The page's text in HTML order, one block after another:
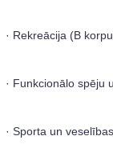
· Rekreācija (B
· Funkcionālo spēju
· Sporta un